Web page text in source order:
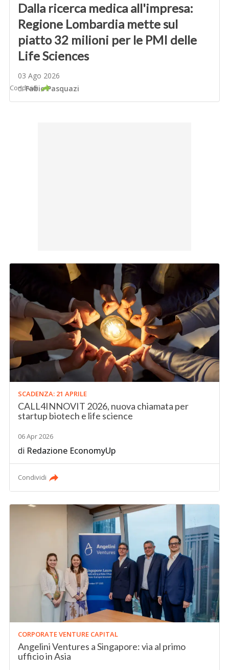
Dalla ricerca medica all'impresa:
Regione Lombardia mette sul
piatto 32 milioni per le PMI delle
Life Sciences
03 Ago 2026
diFabio Pasquazi
Condividi
SCADENZA: 21 APRILE
CALL4INNOVIT 2026, nuova chiamata per
startup biotech e life science
06 Apr 2026
di Redazione EconomyUp
Condividi
CORPORATE VENTURE CAPITAL
Angelini Ventures a Singapore: via al primo
ufficio in Asia